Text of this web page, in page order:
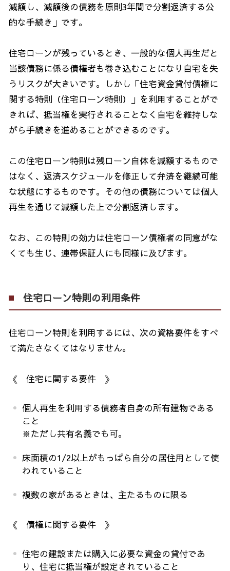
減額し、減額後の債務を原則3年間で分割返済する公
的な手続き」です。
住宅ローンが残っているとき、一般的な個人再生だと
当該債務に係る債権者も巻き込むことになり自宅を失
うリスクが大きいです。しかし「住宅資金貸付債権に
関する特則（住宅ローン特則）」を利用することがで
きれば、抵当権を実行されることなく自宅を維持しな
がら手続きを進めることができるのです。
この住宅ローン特則は残ローン自体を減額するもので
はなく、返済スケジュールを修正して弁済を継続可能
な状態にするものです。その他の債務については個人
再生を通じて減額した上で分割返済します。
なお、この特則の効力は住宅ローン債権者の同意がな
くても生じ、連帯保証人にも同様に及びます。
住宅ローン特則の利用条件
住宅ローン特則を利用するには、次の資格要件をすべ
て満たさなくてはなりません。
《 住宅に関する要件 》
個人再生を利用する債務者自身の所有建物である
こと
※ただし共有名義でも可。
床面積の1/2以上がもっぱら自分の居住用として使
われていること
複数の家があるときは、主たるものに限る
《 債権に関する要件 》
住宅の建設または購入に必要な資金の貸付であ
り、住宅に抵当権が設定されていること